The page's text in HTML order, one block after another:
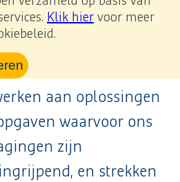
Klik hier voor meer
scripts, de pagina zal
een vooraanstaande
aan oplossingen
waarvoor ons
zijn
en strekken